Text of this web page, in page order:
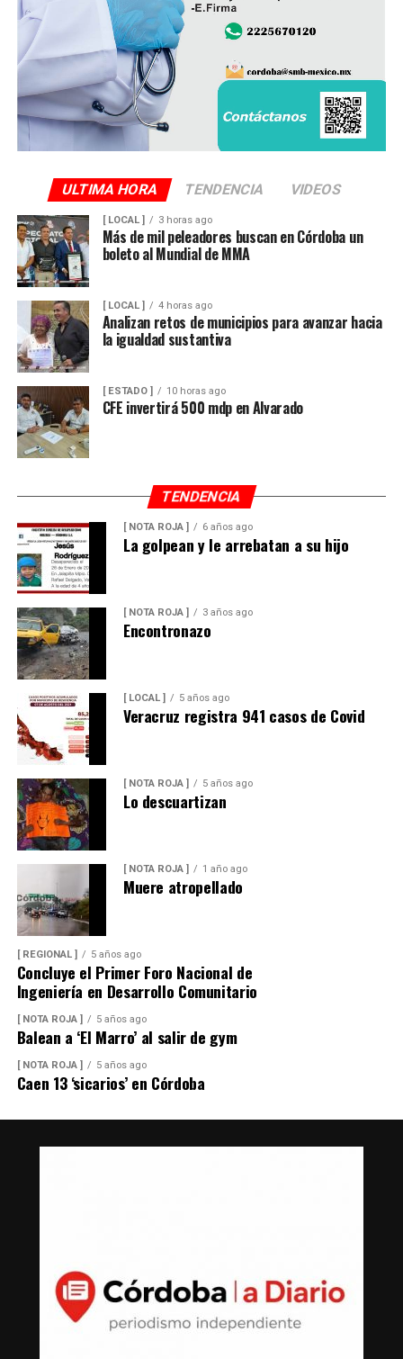
ULTIMA HORA TENDENCIA VIDEOS
[ LOCAL ] 3 horas ago
Más de mil peleadores buscan en Córdoba un
boleto al Mundial de MMA
[ LOCAL ] 4 horas ago
Analizan retos de municipios para avanzar hacia
la igualdad sustantiva
[ ESTADO ] 10 horas ago
CFE invertirá 500 mdp en Alvarado
TENDENCIA
[ NOTA ROJA ] 6 años ago
La golpean y le arrebatan a su hijo
[ NOTA ROJA ] 3 años ago
Encontronazo
[ LOCAL ] 5 años ago
Veracruz registra 941 casos de Covid
[ NOTA ROJA ] 5 años ago
Lo descuartizan
[ NOTA ROJA ] 1 año ago
Muere atropellado
[ REGIONAL ] 5 años ago
Concluye el Primer Foro Nacional de
Ingeniería en Desarrollo Comunitario
[ NOTA ROJA ] 5 años ago
Balean a ‘El Marro’ al salir de gym
[ NOTA ROJA ] 5 años ago
Caen 13 ‘sicarios’ en Córdoba